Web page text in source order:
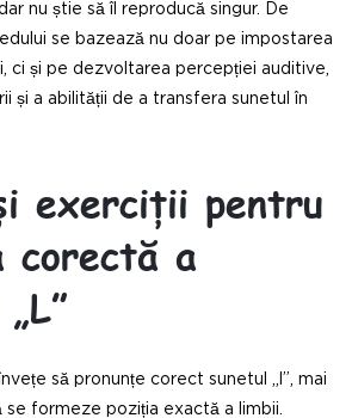
nu știe să îl reproducă singur. De
se bazează nu doar pe impostarea
ci și pe dezvoltarea percepției auditive,
și a abilității de a transfera sunetul în
exerciții pentru
corectă a
să pronunțe corect sunetul „l”, mai
se formeze poziția exactă a limbii.